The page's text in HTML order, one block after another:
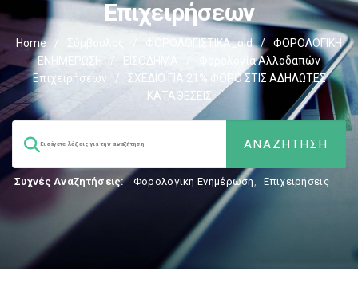
Επιχειρήσεων
Home / Σύμβουλος ΦΟΡΟΛΟΓΙΣΤΙΚΑ_old /
ΦΟΡΟΛΟΓΙΚΗ
ΕΝΗΜΕΡΩΣΗ
/ ΕΙΣΟΔΗΜΑ
Φορολογία Αλλοδαπών
Επιχειρήσεων
/
ΣΧΕΔΙΟ ΓΙΑ 21% ΦΟΡΟ ΣΤΙΣ ΑΔΗΛΩΤΕΣ
ΚΑΤΑΘΕΣΕΙΣ
Συχνές Αναζητήσεις: Φορολογικη Ενημέρωση, Επιχειρήσεις